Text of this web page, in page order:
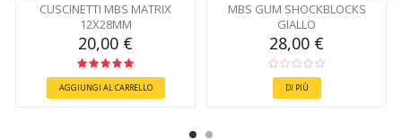
CUSCINETTI MBS MATRIX
12X28MM
20,00 €
AGGIUNGI AL CARRELLO
MBS GUM SHOCKBLOCKS
GIALLO
28,00 €
DI PIÙ